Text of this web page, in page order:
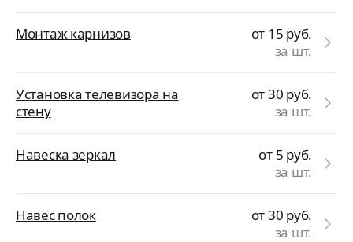
Монтаж карнизов от 15 руб.
за шт.
Установка телевизора на
стену
от 30 руб.
за шт.
Навеска зеркал от 5 руб.
за шт.
Навес полок от 30 руб.
за шт.